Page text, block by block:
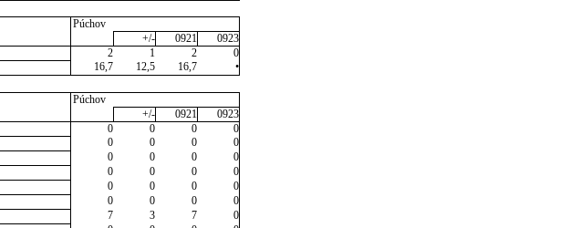
Púchov
+/-
0921
0923
2 1 2
0
16,7 12,5 16,7
•
Púchov
+/-
0921
0923
0 0 0
0
0 0 0
0
0 0 0
0
0 0 0
0
0 0 0
0
0 0 0
0
7 3 7
0